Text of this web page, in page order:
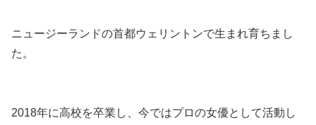
ニュージーランドの首都ウェリントンで生まれ育ちまし
た。
2018年に高校を卒業し、今ではプロの女優として活動し